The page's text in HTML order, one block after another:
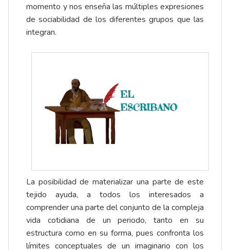
momento y nos enseña las múltiples expresiones
de sociabilidad de los diferentes grupos que las
integran.
La posibilidad de materializar una parte de este
tejido ayuda, a todos los interesados a
comprender una parte del conjunto de la compleja
vida cotidiana de un periodo, tanto en su
estructura como en su forma, pues confronta los
límites conceptuales de un imaginario con los